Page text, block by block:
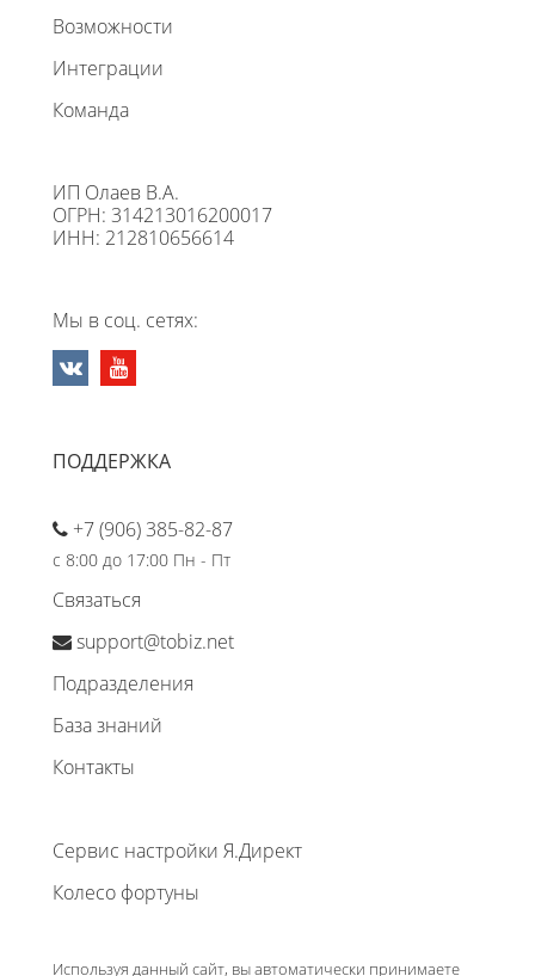
Возможности
Интеграции
Команда
ИП Олаев В.А.
ОГРН: 314213016200017
ИНН: 212810656614
Мы в соц. сетях:
ПОДДЕРЖКА
+7 (906) 385-82-87
с 8:00 до 17:00 Пн - Пт
Связаться
support@tobiz.net
Подразделения
База знаний
Контакты
Сервис настройки Я.Директ
Колесо фортуны
Используя данный сайт, вы автоматически принимаете